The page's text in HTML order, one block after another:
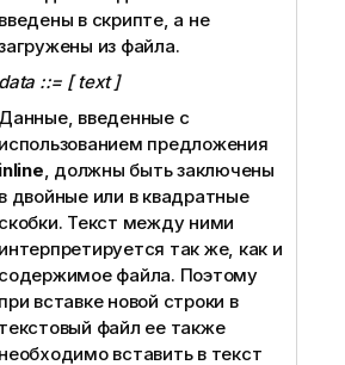
введены в скрипте, а не
из файла.
data ::= [ text ]
Данные, введенные с
использованием предложения
inline, должны быть заключены
в двойные или в квадратные
скобки. Текст между ними
интерпретируется так же, как и
содержимое файла. Поэтому
при вставке новой строки в
текстовый файл ее также
необходимо вставить в текст